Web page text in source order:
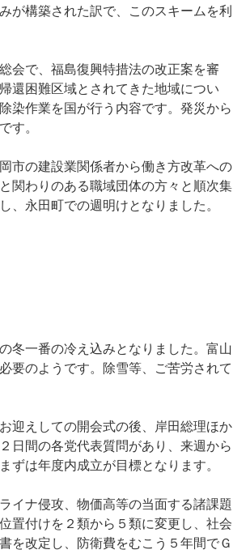
が構築された訳で、このスキームを利
会で、福島復興特措法の改正案を審
還困難区域とされてきた地域につい
染作業を国が行う内容です。発災から
す。
市の建設業関係者から働き方改革への
関わりのある職域団体の方々と順次集
、永田町での週明けとなりました。
冬一番の冷え込みとなりました。富山
要のようです。除雪等、ご苦労されて
迎えしての開会式の後、岸田総理ほか
日間の各党代表質問があり、来週から
ずは年度内成立が目標となります。
イナ侵攻、物価高等の当面する諸課題
置付けを２類から５類に変更し、社会
を改定し、防衛費をむこう５年間でＧ